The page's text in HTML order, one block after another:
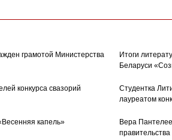
грамотой Министерства
Итоги
Беларуси
конкурса свазорий
Студентка
лауреатом
капель»
Вера